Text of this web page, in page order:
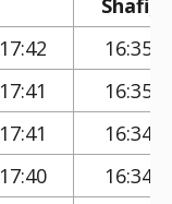
Shafi)
17:42
16:35
17:41
16:35
17:41
16:34
17:40
16:34